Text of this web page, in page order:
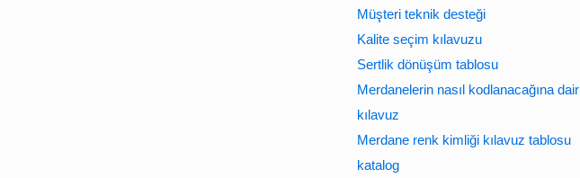
Müşteri teknik desteği
Kalite seçim kılavuzu
Sertlik dönüşüm tablosu
Merdanelerin nasıl kodlanacağına dair
kılavuz
Merdane renk kimliği kılavuz tablosu
katalog